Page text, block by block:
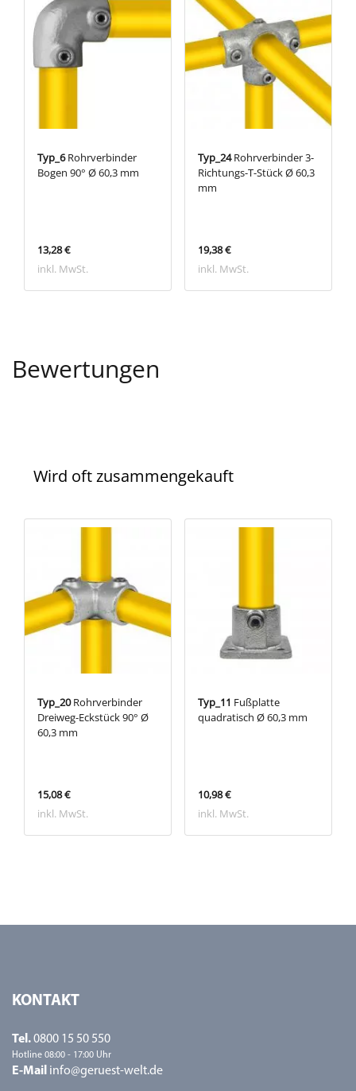
Typ_6Rohrverbinder
Bogen 90° Ø 60,3 mm
13,28 €
inkl. MwSt.
Typ_24Rohrverbinder 3-
Richtungs-T-Stück Ø 60,3
mm
19,38 €
inkl. MwSt.
Bewertungen
Wird oft zusammengekauft
Typ_20Rohrverbinder
Dreiweg-Eckstück 90° Ø
60,3 mm
15,08 €
inkl. MwSt.
Typ_11 Fußplatte
quadratisch Ø 60,3 mm
10,98 €
inkl. MwSt.
KONTAKT
Tel.0800 15 50 550
Hotline 08:00 - 17:00 Uhr
E-Mail info@geruest-welt.de